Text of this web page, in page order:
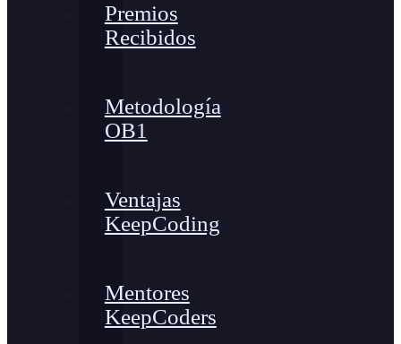
Premios
Recibidos
Metodología
OB1
Ventajas
KeepCoding
Mentores
KeepCoders